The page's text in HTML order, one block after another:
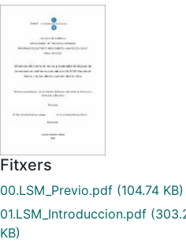
Fitxers
00.LSM_Previo.pdf (104.74 KB)
01.LSM_Introduccion.pdf
KB)